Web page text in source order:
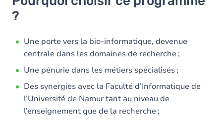
?
Une porte vers la bio-informatique, devenue
centrale dans les domaines de recherche ;
Une pénurie dans les métiers spécialisés ;
Des synergies avec la Faculté d’Informatique de
l’Université de Namur tant au niveau de
l’enseignement que de la recherche ;